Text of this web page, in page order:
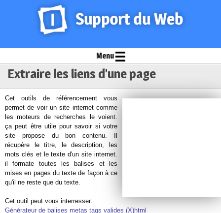
Menu
Extraire les liens d'une page
Cet outils de référencement vous
permet de voir un site internet comme
les moteurs de recherches le voient.
ça peut être utile pour savoir si votre
site propose du bon contenu. Il
récupère le titre, le description, les
mots clés et le texte d'un site internet.
il formate toutes les balises et les
mises en pages du texte de façon à ce
qu'il ne reste que du texte.
Cet outil peut vous interresser:
Générateur de balises metas tags valides (X)html